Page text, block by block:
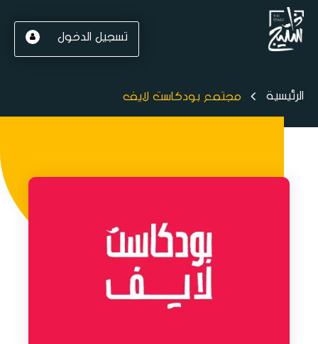
تسجيل الدخول
الرئيسية مجتمع بودكاست لايف